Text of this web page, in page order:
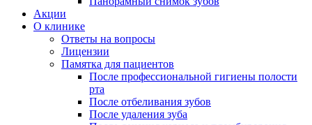
Акции
О клинике
Ответы на вопросы
Лицензии
Памятка для пациентов
После профессиональной гигиены полости
рта
После отбеливания зубов
После удаления зуба